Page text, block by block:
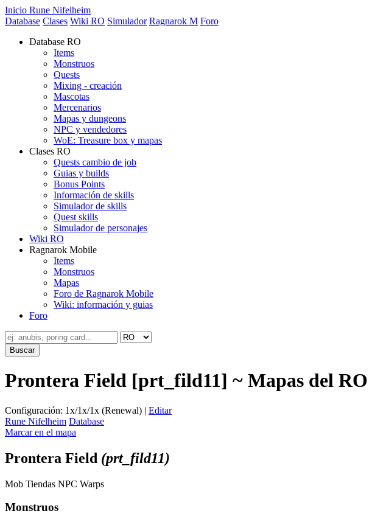
Inicio Rune Nifelheim
Database Clases Wiki RO Simulador Ragnarok M Foro
Database RO
Items
Monstruos
Quests
Mixing - creación
Mascotas
Mercenarios
Mapas y dungeons
NPC y vendedores
WoE: Treasure box y mapas
Clases RO
Quests cambio de job
Guias y builds
Bonus Points
Información de skills
Simulador de skills
Quest skills
Simulador de personajes
Wiki RO
Ragnarok Mobile
Items
Monstruos
Mapas
Foro de Ragnarok Mobile
Wiki: información y guias
Foro
Prontera Field [prt_fild11] ~ Mapas del RO
Configuración: 1x/1x/1x (Renewal) | Editar
Rune Nifelheim Database
Marcar en el mapa
Prontera Field (prt_fild11)
Mob Tiendas NPC Warps
Monstruos